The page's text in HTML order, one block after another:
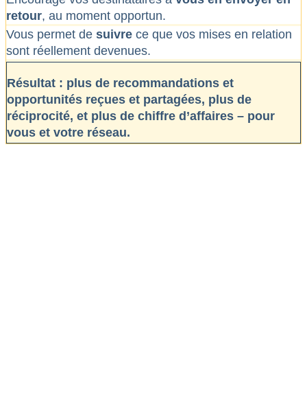
retour, au moment opportun.
Vous permet de suivre ce que vos mises en relation
sont réellement devenues.
Résultat : plus de recommandations et
opportunités reçues et partagées, plus de
réciprocité, et plus de chiffre d’affaires – pour
vous et votre réseau.